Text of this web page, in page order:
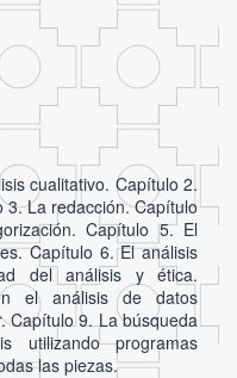
cualitativo. Capítulo 2.
La redacción. Capítulo
Capítulo 5. El
Capítulo 6. El análisis
del análisis y ética.
el análisis de datos
Capítulo 9. La búsqueda
utilizando programas
las piezas.